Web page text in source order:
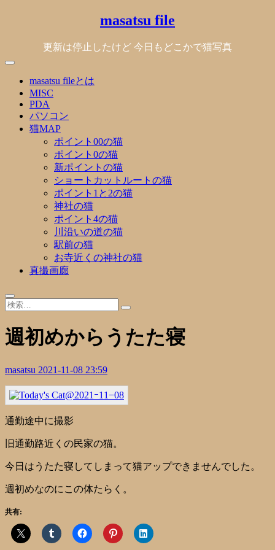
masatsu file
更新は停止したけど 今日もどこかで猫写真
masatsu fileとは
MISC
PDA
パソコン
猫MAP
ポイント00の猫
ポイント0の猫
新ポイントの猫
ショートカットルートの猫
ポイント1と2の猫
神社の猫
ポイント4の猫
川沿いの道の猫
駅前の猫
お寺近くの神社の猫
真撮画廊
週初めからうたた寝
masatsu 2021-11-08 23:59
通勤途中に撮影
旧通勤路近くの民家の猫。
今日はうたた寝してしまって猫アップできませんでした。
週初めなのにこの体たらく。
共有: